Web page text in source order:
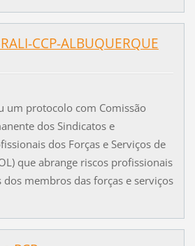
CCP-ALBUQUERQUE
um protocolo com Comissão
dos Sindicatos e
dos Forças e Serviços de
que abrange riscos profissionais
membros das forças e serviços